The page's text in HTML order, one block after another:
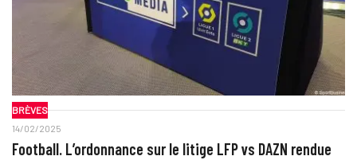
BRÈVES
14/02/2025
Football. L’ordonnance sur le litige LFP vs DAZN rendue